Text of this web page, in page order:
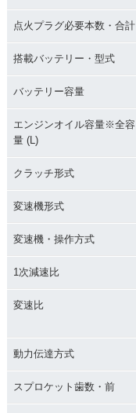
点火プラグ必要本数・合計
搭載バッテリー・型式
バッテリー容量
エンジンオイル容量※全容
量 (L)
クラッチ形式
変速機形式
変速機・操作方式
1次減速比
変速比
動力伝達方式
スプロケット歯数・前